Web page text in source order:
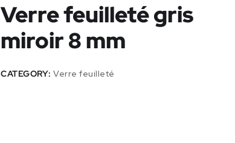
Verre feuilleté gris
miroir 8 mm
CATEGORY:Verre feuilleté